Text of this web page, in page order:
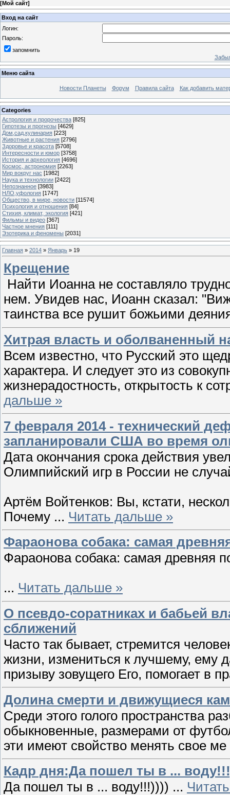
[Мой сайт]
Вход на сайт
Логин:
Пароль:
запомнить
Меню сайта
Новости Планеты Форум Правила сайта Как добавить
Categories
Астрология и пророчества [825]
Гипотезы и прогнозы [4629]
Дом,сад,кулинария [223]
Животные и растения [2796]
Здоровье и красота [5708]
Интересности и юмор [3758]
История и археология [4696]
Космос, астрономия [2263]
Мир вокруг нас [1982]
Наука и технологии [2422]
Непознанное [3983]
НЛО,уфология [1747]
Общество, в мире, новости [11574]
Психология и отношения [84]
Стихия, климат, экология [421]
Фильмы и видео [367]
Частное мнения [111]
Эзотерика и феномены [2031]
Главная » 2014 » Январь » 19
Крещение
Найти Иоанна не составляло
нем. Уви­дев нас, Иоанн сказал:
таинства все рушит божьими
Хитрая власть и оболваненный
Всем известно, что Русский это
характера. И следует это из
жизнерадостность, открытость к
дальше »
7 февраля 2014 - технический
запланировали США во время
Дата окончания срока действия
Олимпийский игр в России не
Артём Войтенков: Вы, кстати,
Почему ... Читать дальше »
Фараонова собака: самая
Фараонова собака: самая древняя
... Читать дальше »
О псевдо-соратниках и бабьей
сближений
Часто так бывает, стремится
жизни, измениться к лучшему, ему
призыву зовущего Его, помогает в
Долина смерти и движущиеся
Среди этого голого пространства
обыкновенные, размерами от
эти имеют свойство менять свое ме
Кадр дня:Да пошел ты в ...
Да пошел ты в ... воду!!!)))) ...